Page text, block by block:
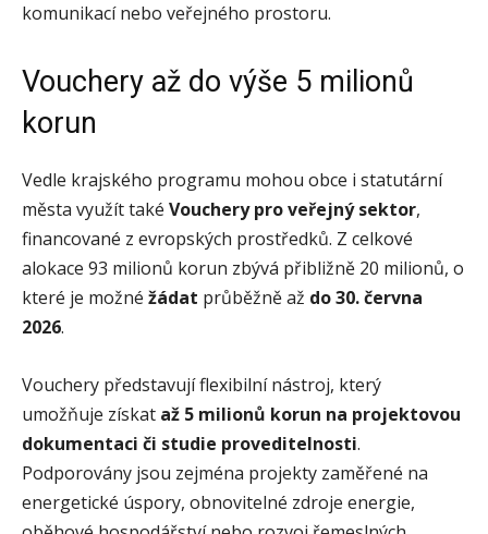
komunikací nebo veřejného prostoru.
Vouchery až do výše 5 milionů
korun
Vedle krajského programu mohou obce i statutární
města využít také Vouchery pro veřejný sektor,
financované z evropských prostředků. Z celkové
alokace 93 milionů korun zbývá přibližně 20 milionů, o
které je možné žádat průběžně až do 30. června
2026.
Vouchery představují flexibilní nástroj, který
umožňuje získat až 5 milionů korun na projektovou
dokumentaci či studie proveditelnosti.
Podporovány jsou zejména projekty zaměřené na
energetické úspory, obnovitelné zdroje energie,